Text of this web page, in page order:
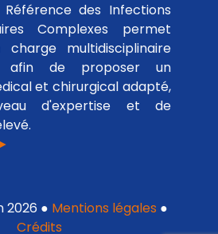
des Infections
Complexes permet
multidisciplinaire
afin de proposer un
et chirurgical adapté,
d'expertise et de
2026 ● Mentions légales ●
Crédits